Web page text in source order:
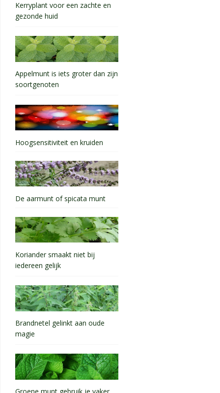
Kerryplant voor een zachte en
gezonde huid
Appelmunt is iets groter dan zijn
soortgenoten
Hoogsensitiviteit en kruiden
De aarmunt of spicata munt
Koriander smaakt niet bij
iedereen gelijk
Brandnetel gelinkt aan oude
magie